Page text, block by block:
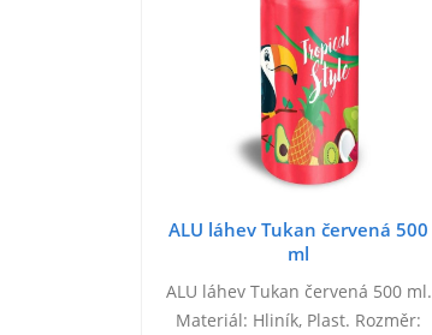
ALU láhev Tukan červená 500
ml
ALU láhev Tukan červená 500 ml.
Materiál: Hliník, Plast. Rozměr: